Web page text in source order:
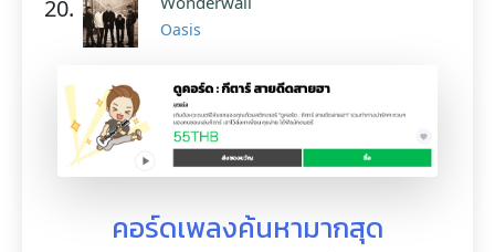
20.
Oasis
คอร์ดเพลงค้นหามากสุด